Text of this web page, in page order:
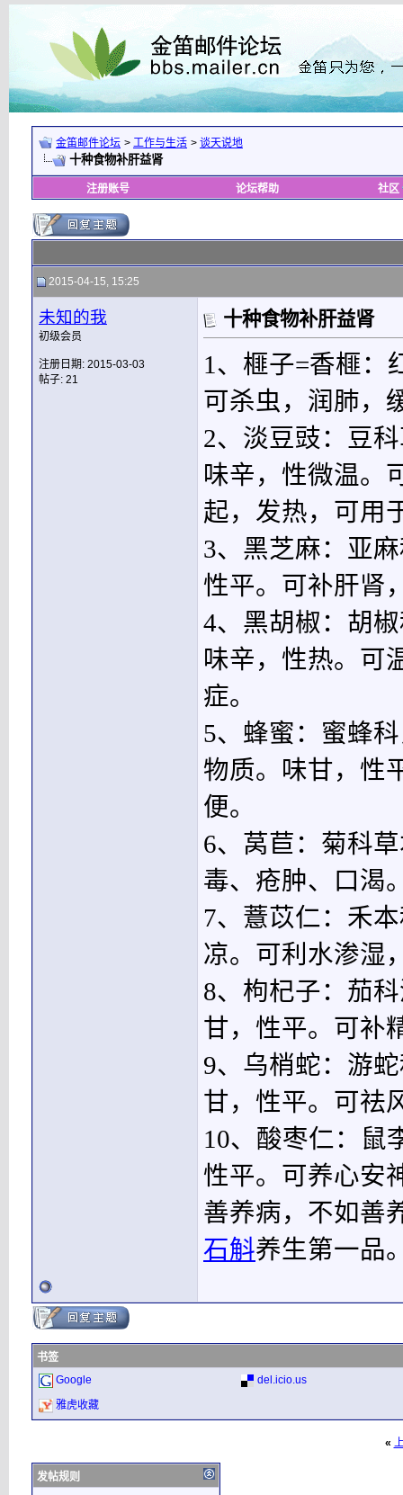
金笛邮件论坛 > 工作与生活 > 谈天说地
十种食物补肝益肾
注册账号 论坛帮助 社区
2015-04-15, 15:25
未知的我
初级会员
注册日期: 2015-03-03
帖子: 21
十种食物补肝益肾
1、榧子=香榧：
可杀虫，润肺，
2、淡豆豉：豆
味辛，性微温。
起，发热，可用
3、黑芝麻：亚
性平。可补肝肾
4、黑胡椒：胡
味辛，性热。可
症。
5、蜂蜜：蜜蜂
物质。味甘，性
便。
6、莴苣：菊科
毒、疮肿、口渴
7、薏苡仁：禾
凉。可利水渗湿
8、枸杞子：茄
甘，性平。可补
9、乌梢蛇：游
甘，性平。可祛
10、酸枣仁：鼠
性平。可养心安
善养病，不如善
石斛养生第一品
书签
Google
del.icio.us
雅虎收藏
«
发帖规则